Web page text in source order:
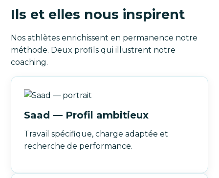
Ils et elles nous inspirent
Nos athlètes enrichissent en permanence notre
méthode. Deux profils qui illustrent notre
coaching.
Saad — Profil ambitieux
Travail spécifique, charge adaptée et
recherche de performance.